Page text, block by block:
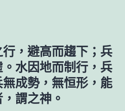
，避高而趨下；兵
水因地而制行，兵
成勢，無恒形，能
謂之神。